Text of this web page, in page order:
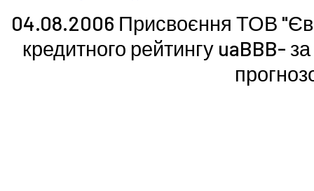
04.08.2006 Присвоєння ТОВ
кредитного рейтингу uaBBB-